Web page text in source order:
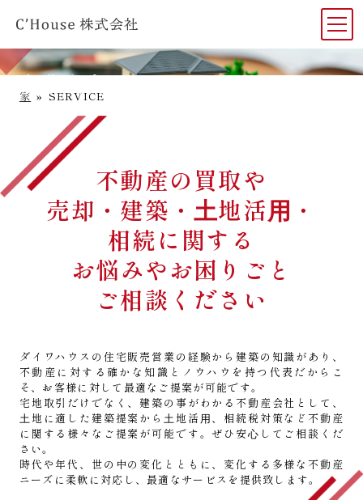
事業案内
家 » SERVICE
不動産の買取や
売却・建築・⼟地活⽤・
相続に関する
お悩みやお困りごと
ご相談ください
ダイワハウスの住宅販売営業の経験から建築の知識があり、
不動産に対する確かな知識とノウハウを持つ代表だからこ
そ、お客様に対して最適なご提案が可能です。
宅地取引だけでなく、建築の事がわかる不動産会社として、
⼟地に適した建築提案から⼟地活⽤、相続税対策など不動産
に関する様々なご提案が可能です。ぜひ安⼼してご相談くだ
さい。
時代や年代、世の中の変化とともに、変化する多様な不動産
ニーズに柔軟に対応し、最適なサービスを提供致します。